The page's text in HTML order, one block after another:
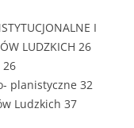
I
LUDZKICH 26
planistyczne 32
Ludzkich 37